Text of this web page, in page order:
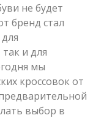
не будет
бренд стал
и для
мы
кроссовок от
выбор в